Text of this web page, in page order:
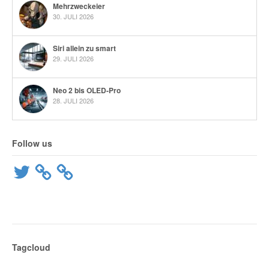
Mehrzweckeier
30. JULI 2026
Siri allein zu smart
29. JULI 2026
Neo 2 bis OLED-Pro
28. JULI 2026
Follow us
Twitter
Tagcloud